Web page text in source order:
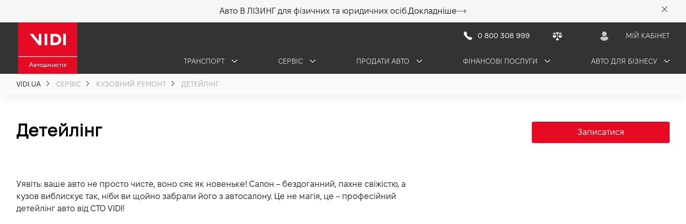
Авто В ЛІЗИНГ для фізичних та юридичних осіб.Докладніше
0 800 308 999 МІЙ КАБІНЕТ
ТРАНСПОРТ СЕРВІС ПРОДАТИ АВТО ФІНАНСОВІ ПОСЛУГИ АВТО ДЛЯ БІЗНЕСУ
VIDI.UA СЕРВІС КУЗОВНИЙ РЕМОНТ ДЕТЕЙЛІНГ
Детейлінг Записатися
Уявіть: ваше авто не просто чисте, воно сяє як новеньке! Салон – бездоганний, пахне свіжістю, а
кузов виблискує так, ніби ви щойно забрали його з автосалону. Це не магія, це – професійний
детейлінг авто від СТО VIDI!
Про компанію
Новини
Вакансії